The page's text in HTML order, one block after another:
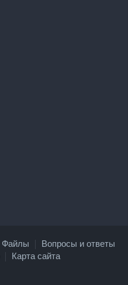
Файлы
Вопросы и ответы
Карта сайта